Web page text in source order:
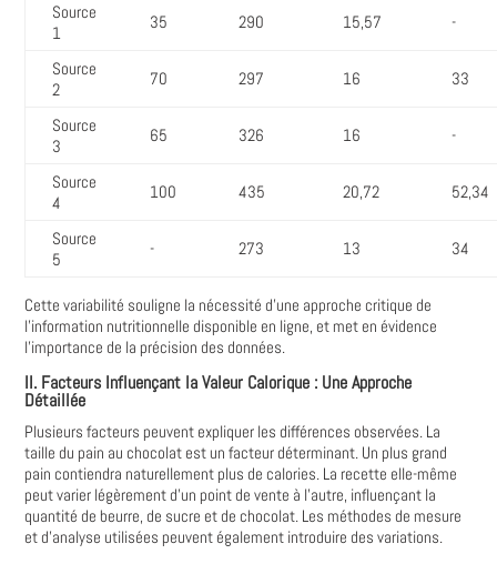
Source
1
35 290 15‚57 -
Source
2
70 297 16 33
Source
3
65 326 16 -
Source
4
100 435 20‚72 52‚34
Source
5
- 273 13 34
Cette variabilité souligne la nécessité d'une approche critique de
l'information nutritionnelle disponible en ligne‚ et met en évidence
l'importance de la précision des données.
II. Facteurs Influençant la Valeur Calorique : Une Approche
Détaillée
Plusieurs facteurs peuvent expliquer les différences observées. La
taille du pain au chocolat est un facteur déterminant. Un plus grand
pain contiendra naturellement plus de calories. La recette elle-même
peut varier légèrement d'un point de vente à l'autre‚ influençant la
quantité de beurre‚ de sucre et de chocolat. Les méthodes de mesure
et d'analyse utilisées peuvent également introduire des variations.